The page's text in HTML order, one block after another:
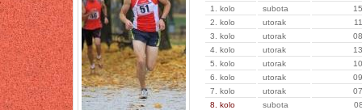
1. kolo subota
2. kolo
utorak
3. kolo
utorak
4. kolo
utorak
5. kolo
utorak
6. kolo
utorak
7. kolo
utorak
8. kolo
subota